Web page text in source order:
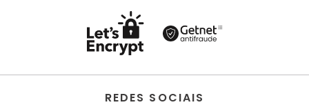
REDES SOCIAIS